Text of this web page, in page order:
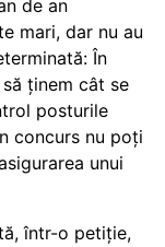
de an
mari, dar nu au
În
ținem cât se
posturile
concurs nu poți
unui
într-o petiție,